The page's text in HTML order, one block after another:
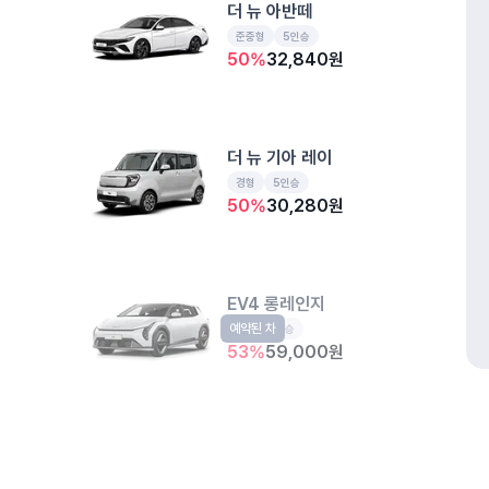
더 뉴 아반떼
준중형 5인승
50%32,840원
더 뉴 기아 레이
경형 5인승
50%30,280원
EV4 롱레인지
EV 5인승
53%59,000원
예약된 차